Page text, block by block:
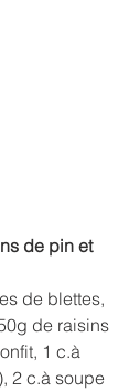
de pin et
de blettes,
de raisins
1 c.à
2 c.à soupe